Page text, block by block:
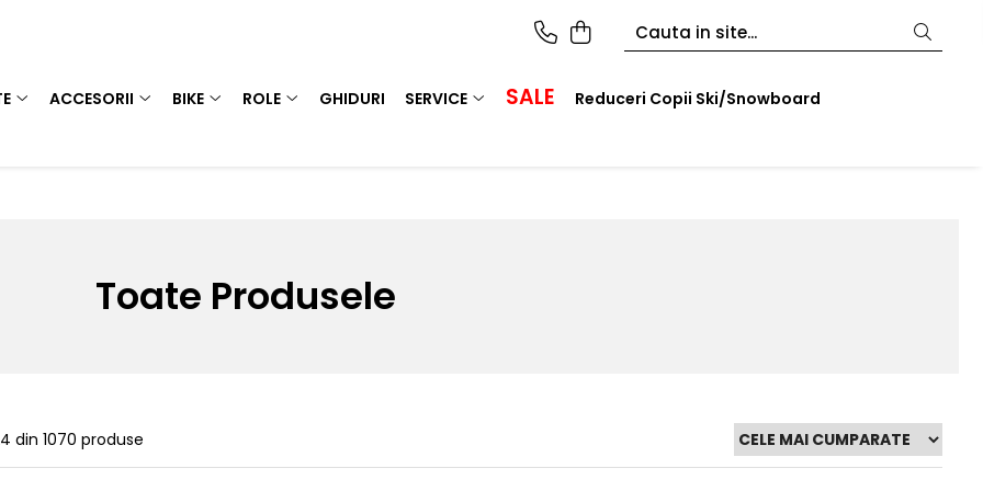
ACCESORII BIKE ROLE GHIDURI SERVICE SALE Reduceri Copii Ski/Snowboard
Toate Produsele
din 1070 produse